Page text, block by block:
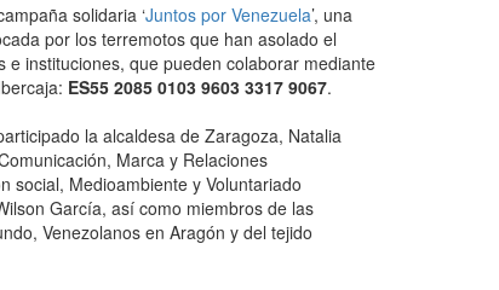
solidaria ‘Juntos por Venezuela’, una
por los terremotos que han asolado el
instituciones, que pueden colaborar mediante
ES55 2085 0103 9603 3317 9067.
la alcaldesa de Zaragoza, Natalia
Marca y Relaciones
social, Medioambiente y Voluntariado
García, así como miembros de las
Venezolanos en Aragón y del tejido